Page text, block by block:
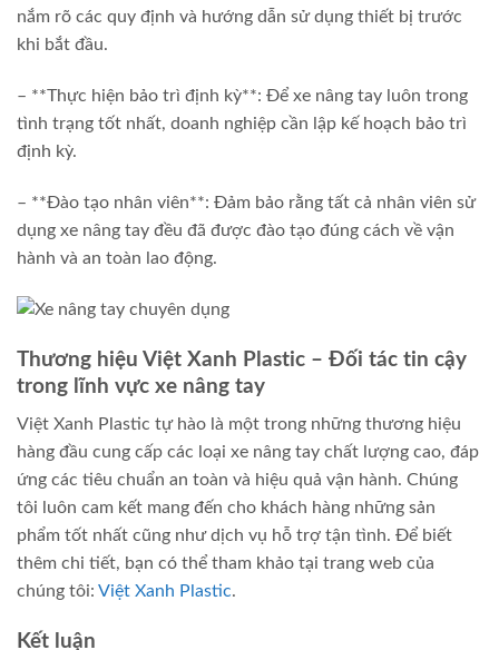
nắm rõ các quy định và hướng dẫn sử dụng thiết bị trước
khi bắt đầu.
– **Thực hiện bảo trì định kỳ**: Để xe nâng tay luôn trong
tình trạng tốt nhất, doanh nghiệp cần lập kế hoạch bảo trì
định kỳ.
– **Đào tạo nhân viên**: Đảm bảo rằng tất cả nhân viên sử
dụng xe nâng tay đều đã được đào tạo đúng cách về vận
hành và an toàn lao động.
Thương hiệu Việt Xanh Plastic – Đối tác tin cậy
trong lĩnh vực xe nâng tay
Việt Xanh Plastic tự hào là một trong những thương hiệu
hàng đầu cung cấp các loại xe nâng tay chất lượng cao, đáp
ứng các tiêu chuẩn an toàn và hiệu quả vận hành. Chúng
tôi luôn cam kết mang đến cho khách hàng những sản
phẩm tốt nhất cũng như dịch vụ hỗ trợ tận tình. Để biết
thêm chi tiết, bạn có thể tham khảo tại trang web của
chúng tôi: Việt Xanh Plastic.
Kết luận